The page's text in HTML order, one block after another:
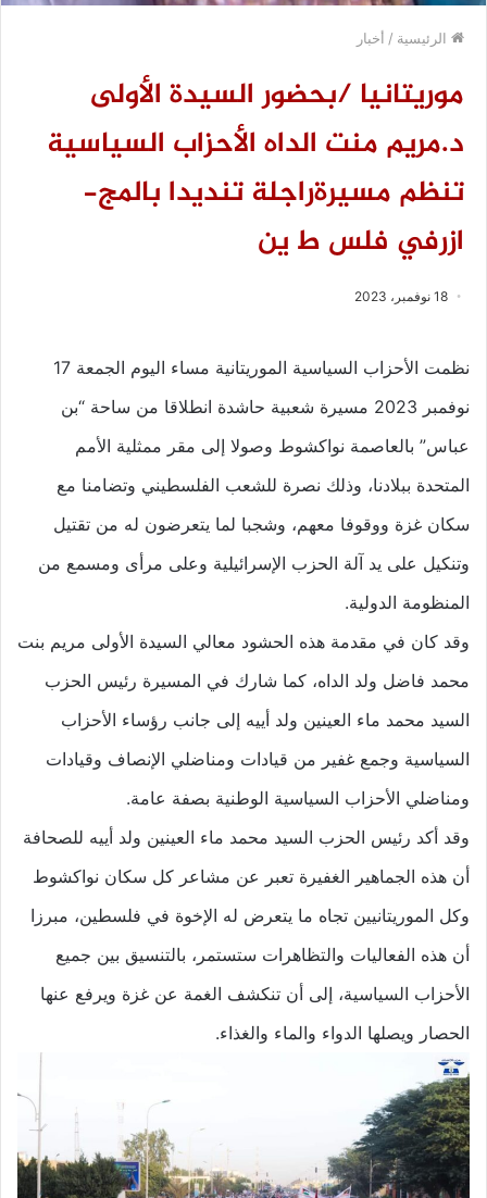
الرئيسية / أخبار
موريتانيا /بحضور السيدة الأولى
د.مريم منت الداه الأحزاب السياسية
تنظم مسيرةراجلة تنديدا بالمج-
ازرفي فلس ط ين
18 نوفمبر، 2023
نظمت الأحزاب السياسية الموريتانية مساء اليوم الجمعة 17
نوفمبر 2023 مسيرة شعبية حاشدة انطلاقا من ساحة “بن
عباس” بالعاصمة نواكشوط وصولا إلى مقر ممثلية الأمم
المتحدة ببلادنا، وذلك نصرة للشعب الفلسطيني وتضامنا مع
سكان غزة ووقوفا معهم، وشجبا لما يتعرضون له من تقتيل
وتنكيل على يد آلة الحزب الإسرائيلية وعلى مرأى ومسمع من
المنظومة الدولية.
وقد كان في مقدمة هذه الحشود معالي السيدة الأولى مريم بنت
محمد فاضل ولد الداه، كما شارك في المسيرة رئيس الحزب
السيد محمد ماء العينين ولد أييه إلى جانب رؤساء الأحزاب
السياسية وجمع غفير من قيادات ومناضلي الإنصاف وقيادات
ومناضلي الأحزاب السياسية الوطنية بصفة عامة.
وقد أكد رئيس الحزب السيد محمد ماء العينين ولد أييه للصحافة
أن هذه الجماهير الغفيرة تعبر عن مشاعر كل سكان نواكشوط
وكل الموريتانيين تجاه ما يتعرض له الإخوة في فلسطين، مبرزا
أن هذه الفعاليات والتظاهرات ستستمر، بالتنسيق بين جميع
الأحزاب السياسية، إلى أن تنكشف الغمة عن غزة ويرفع عنها
الحصار ويصلها الدواء والماء والغذاء.